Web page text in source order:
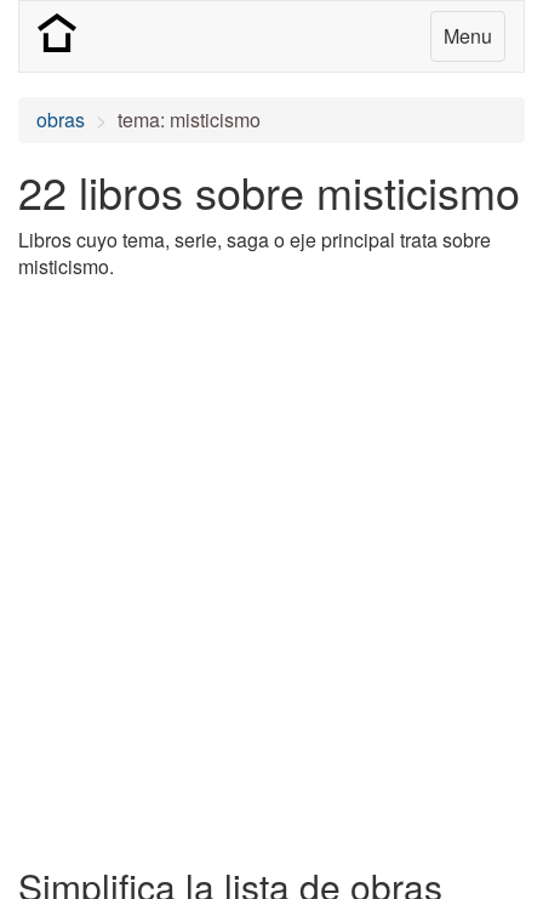
Menu
obras tema: misticismo
22 libros sobre misticismo
Libros cuyo tema, serie, saga o eje principal trata sobre
misticismo.
Simplifica la lista de obras